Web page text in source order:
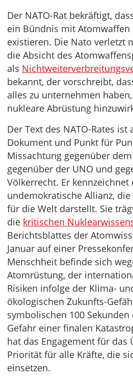
Der NATO-Rat bekräftigt,
ein Bündnis mit
existieren. Die Nato verletzt
die Absicht des
als
bekannt, der vorschreibt,
alles zu unternehmen
nukleare Abrüstung
Der Text des NATO-Rates ist
Dokument und Punkt für
Missachtung gegenüber
gegenüber der UNO und
Völkerrecht. Er kennzeichnet
undemokratische Allianz,
für die Welt darstellt. Sie
die kritischen
Berichtsblattes der
Januar auf einer
Menschheit befinde sich
Atomrüstung, der
Risiken infolge der Klima-
ökologischen Zukunfts-
symbolischen 100
Gefahr einer finalen
hat das Engagement für das
Priorität für alle Kräfte, die
einsetzen.